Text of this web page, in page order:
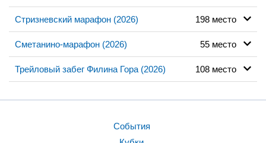
Стризневский марафон (2026) 198 место
Сметанино-марафон (2026) 55 место
Трейловый забег Филина Гора (2026) 108 место
События